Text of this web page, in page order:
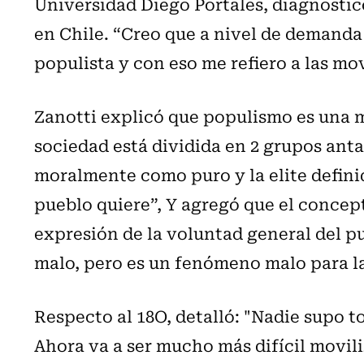
en Chile. “Creo que a nivel de
populista y con eso me refiero a las
Zanotti explicó que populismo es una
sociedad está dividida en 2 grupos
moralmente como puro y la elite
pueblo quiere”, Y agregó que el
expresión de la voluntad general del
malo, pero es un fenómeno malo para
Respecto al 18O, detalló: "Nadie supo
Ahora va a ser mucho más difícil